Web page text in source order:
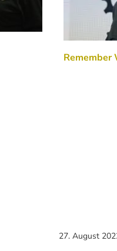
Remember
27. August